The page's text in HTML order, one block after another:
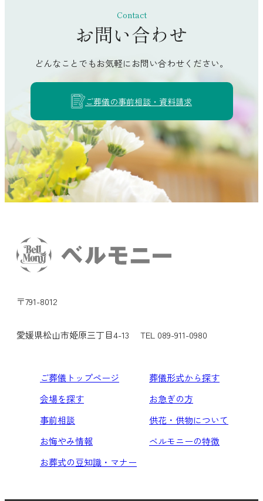
土佐市
土佐清水市
宿毛市
香美市
Contact
お問い合わせ
どんなことでもお気軽にお問い合わせください。
ご葬儀の事前相談・資料請求
〒791-8012
愛媛県松山市姫原三丁目4-13 TEL 089-911-0980
ご葬儀トップページ
葬儀形式から探す
会場を探す
お急ぎの方
事前相談
供花・供物について
お悔やみ情報
ベルモニーの特徴
お葬式の豆知識・マナー